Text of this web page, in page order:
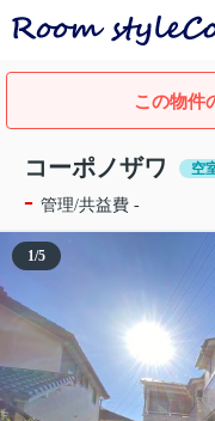
この物件
コーポノザワ 空
- 管理/共益費 -
1/5